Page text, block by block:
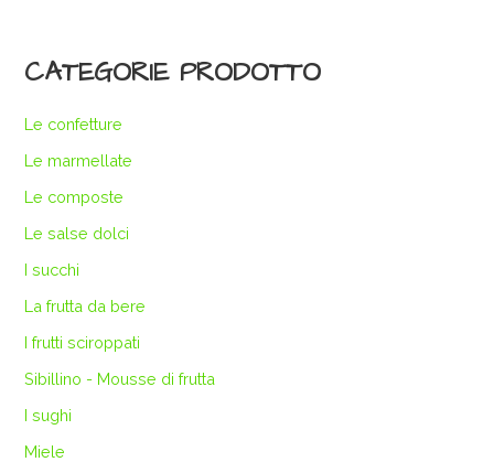
CATEGORIE PRODOTTO
Le confetture
Le marmellate
Le composte
Le salse dolci
I succhi
La frutta da bere
I frutti sciroppati
Sibillino - Mousse di frutta
I sughi
Miele